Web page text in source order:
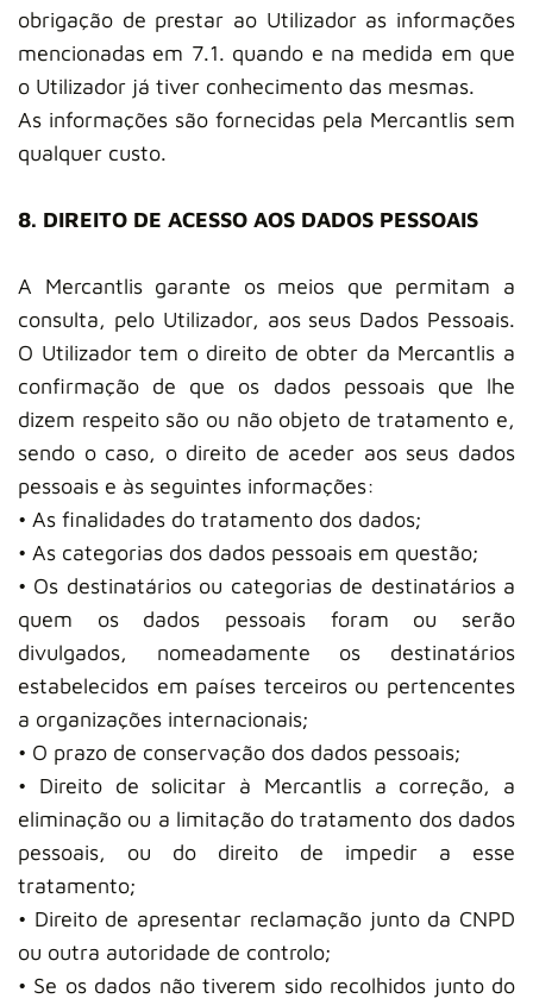
obrigação de prestar ao Utilizador as informações
mencionadas em 7.1. quando e na medida em que
o Utilizador já tiver conhecimento das mesmas.
As informações são fornecidas pela Mercantlis sem
qualquer custo.
8. DIREITO DE ACESSO AOS DADOS PESSOAIS
A Mercantlis garante os meios que permitam a
consulta, pelo Utilizador, aos seus Dados Pessoais.
O Utilizador tem o direito de obter da Mercantlis a
confirmação de que os dados pessoais que lhe
dizem respeito são ou não objeto de tratamento e,
sendo o caso, o direito de aceder aos seus dados
pessoais e às seguintes informações:
• As finalidades do tratamento dos dados;
• As categorias dos dados pessoais em questão;
• Os destinatários ou categorias de destinatários a
quem os dados pessoais foram ou serão
divulgados, nomeadamente os destinatários
estabelecidos em países terceiros ou pertencentes
a organizações internacionais;
• O prazo de conservação dos dados pessoais;
• Direito de solicitar à Mercantlis a correção, a
eliminação ou a limitação do tratamento dos dados
pessoais, ou do direito de impedir a esse
tratamento;
• Direito de apresentar reclamação junto da CNPD
ou outra autoridade de controlo;
• Se os dados não tiverem sido recolhidos junto do